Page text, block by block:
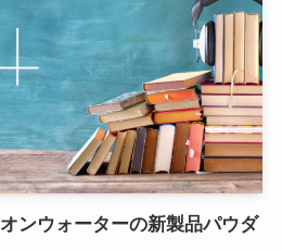
ンウォーターの新製品パウダ